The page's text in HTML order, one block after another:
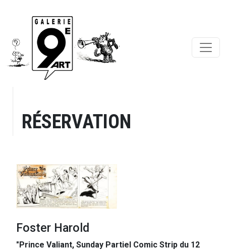
RÉSERVATION
Foster Harold
"Prince Valiant, Sunday Partiel Comic Strip du 12